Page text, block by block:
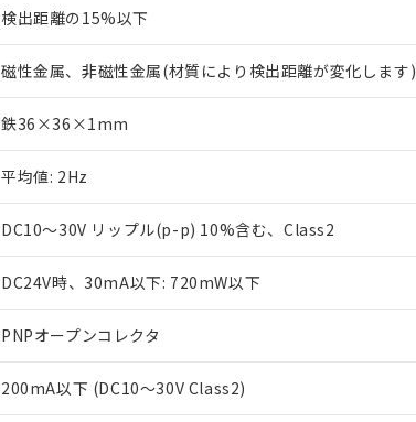
検出距離の15%以下
磁性金属、非磁性金属(材質により検出距離が変化します)
鉄36×36×1mm
平均値: 2Hz
DC10～30V リップル(p-p) 10%含む、Class2
DC24V時、30mA以下: 720mW以下
PNPオープンコレクタ
200mA以下 (DC10～30V Class2)